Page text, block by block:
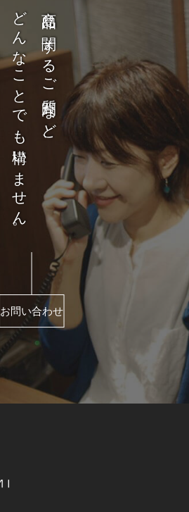
商品に関するご質問など、
どんなことでも構いません。
お問い合わせ